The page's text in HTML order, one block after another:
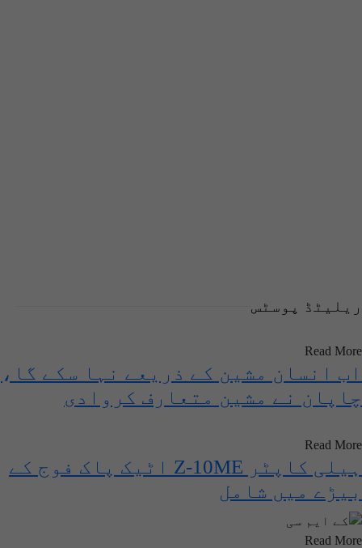
ریلیٹڈ پوسٹس
Read More
اب انسان مشین کے ذریعے نہا سکے گا،
چاپان نے مشین متعارف کروادی
Read More
ہیلی کاپٹر Z-10ME اٹیک پاک فوج کے
بیڑے میں شامل
Read More